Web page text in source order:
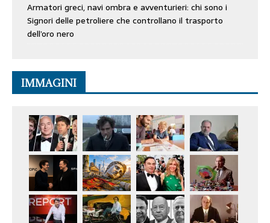
Armatori greci, navi ombra e avventurieri: chi sono i
Signori delle petroliere che controllano il trasporto
dell’oro nero
IMMAGINI